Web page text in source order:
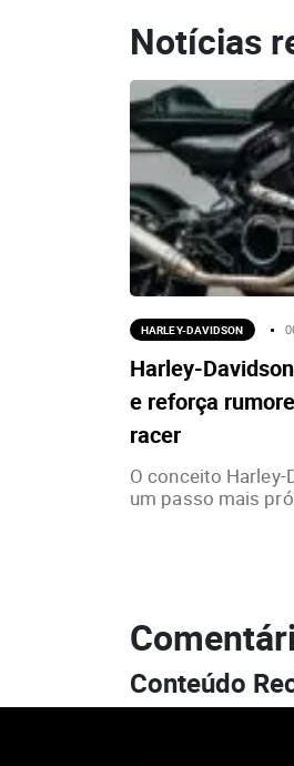
Notícias
HARLEY-DAVIDSON
Harley-
e reforça
racer
O conceito Harley-
um passo mais
Conteúdo